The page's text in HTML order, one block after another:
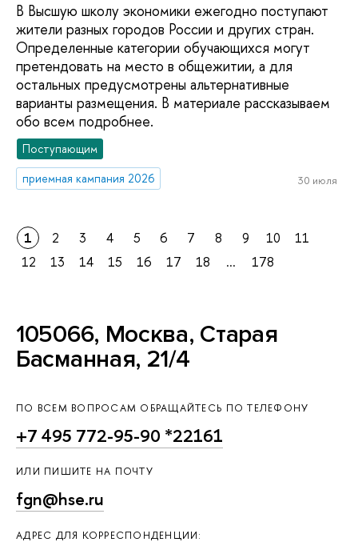
В Высшую школу экономики ежегодно поступают
жители разных городов России и других стран.
Определенные категории обучающихся могут
претендовать на место в общежитии, а для
остальных предусмотрены альтернативные
варианты размещения. В материале рассказываем
обо всем подробнее.
Поступающим
приемная кампания 2026
30 июля
1 2 3 4 5 6 7 8 9 10
11
12
13 14 15 16 17 18 ... 178
105066, Москва, Старая
Басманная, 21/4
ПО ВСЕМ ВОПРОСАМ ОБРАЩАЙТЕСЬ ПО ТЕЛЕФОНУ
+7 495 772-95-90 *22161
ИЛИ ПИШИТЕ НА ПОЧТУ
fgn@hse.ru
АДРЕС ДЛЯ КОРРЕСПОНДЕНЦИИ: